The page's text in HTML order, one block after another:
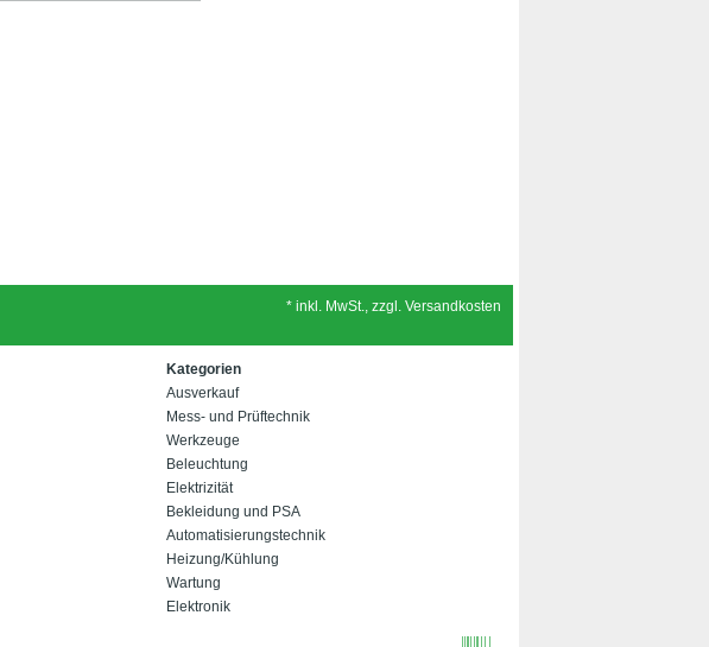
* inkl. MwSt., zzgl. Versandkosten
Kategorien
Ausverkauf
Mess- und Prüftechnik
Werkzeuge
Beleuchtung
Elektrizität
Bekleidung und PSA
Automatisierungstechnik
Heizung/Kühlung
Wartung
Elektronik